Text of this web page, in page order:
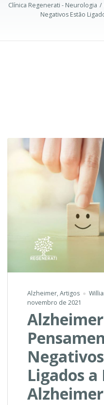
Clínica Regenerati - Neurologia
Negativos Estão
Alzheimer,Artigos
novembro de 2021
Ligados a
Alzheimer